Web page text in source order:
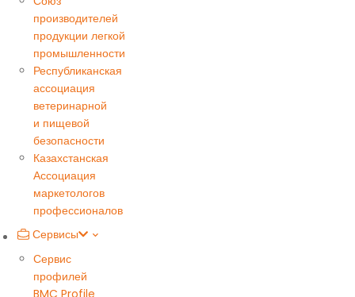
производителей
продукции легкой
промышленности
Республиканская
ассоциация
ветеринарной
и пищевой
безопасности
Казахстанская
Ассоциация
маркетологов
профессионалов
Сервисы
Сервис
профилей